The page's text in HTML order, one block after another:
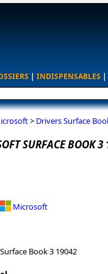
| INDISPENSABLES |
> Drivers Surface
SURFACE BOOK
Microsoft
Surface Book 3 19042